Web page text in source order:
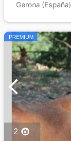
Gerona (España)
PREMIUM
2